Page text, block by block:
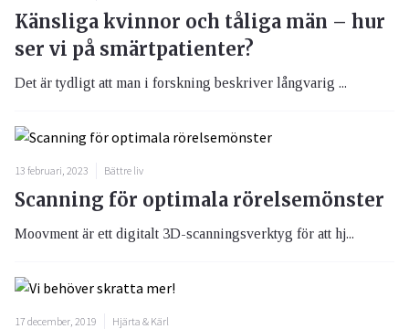
Känsliga kvinnor och tåliga män – hur
ser vi på smärtpatienter?
Det är tydligt att man i forskning beskriver långvarig ...
13 februari, 2023 Bättre liv
Scanning för optimala rörelsemönster
Moovment är ett digitalt 3D-scanningsverktyg för att hj...
17 december, 2019 Hjärta & Kärl